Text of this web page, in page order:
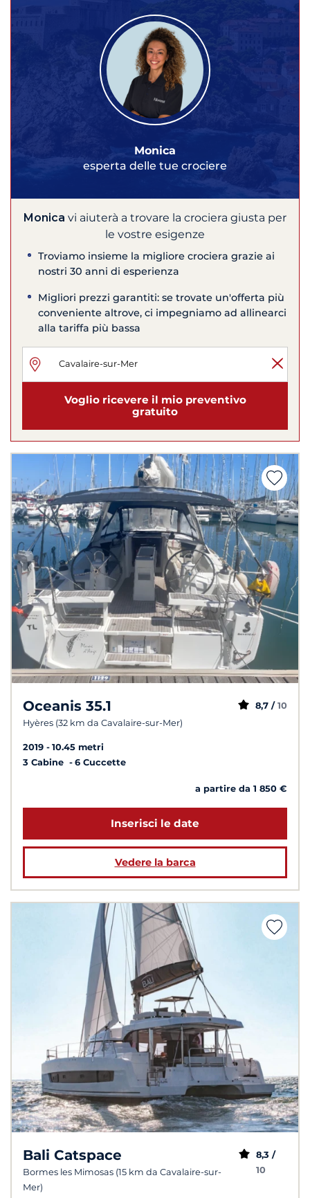
Monica
esperta delle tue crociere
Monica vi aiuterà a trovare la crociera giusta per
le vostre esigenze
Troviamo insieme la migliore crociera grazie ai
nostri 30 anni di esperienza
Migliori prezzi garantiti: se trovate un'offerta più
conveniente altrove, ci impegniamo ad allinearci
alla tariffa più bassa
Voglio ricevere il mio preventivo
gratuito
Oceanis 35.1
Hyères (32 km da Cavalaire-sur-Mer)
8,7 / 10
2019
10.45 metri
3 Cabine
6 Cuccette
a partire da 1 850 €
Inserisci le date
Vedere la barca
Bali Catspace
Bormes les Mimosas (15 km da Cavalaire-sur-
Mer)
8,3 /
10